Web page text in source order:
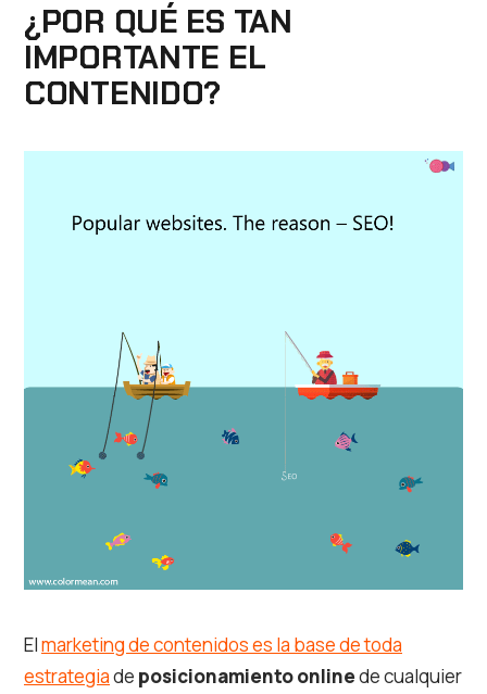
¿POR QUÉ ES TAN
IMPORTANTE EL
CONTENIDO?
Elmarketing de contenidos es la base de toda
estrategiade posicionamiento onlinede cualquier